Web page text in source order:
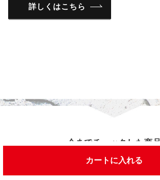
カートに入れる
詳しくはこちら
今までチェックした商品